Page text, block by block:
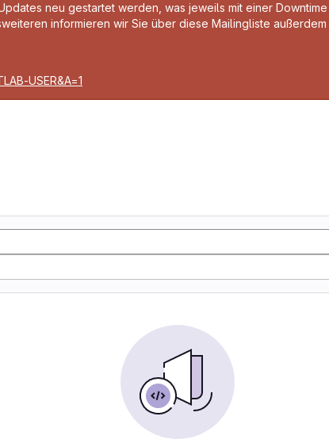
neu gestartet werden, was jeweils mit einer
informieren wir Sie über diese Mailingliste
USER&A=1